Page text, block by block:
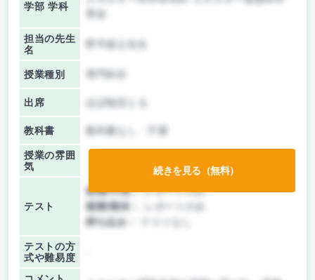
学部 学科
担当の先生
名
野平俊之先生
授業種別
出席 ほぼ毎回とる
教科書 教科書なし・不要
授業の雰囲
気
テスト
前期/中間：レポートのみ
後期/期末：
持ち込み：
テストの方
式や難易度
続きを見る（無料）